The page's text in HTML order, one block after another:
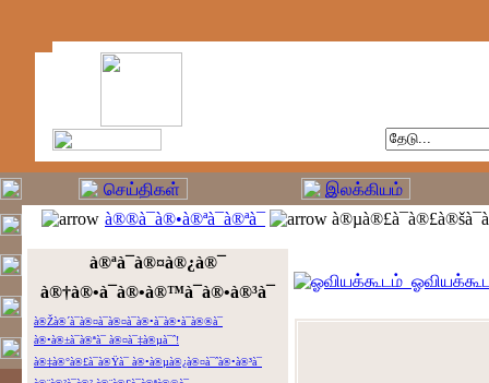
à®®à¯à®•à®ªà¯à®ªà¯
à®ªà¯à®¤à®¿à®¯
à®†à®•à¯à®•à®™à¯à®•à®³à¯
à®Žà®´à¯à®¤à¯à®¤à¯à®•à¯à®•à¯à®®à¯
à®•à®±à¯à®ªà¯ à®¤à¯‡à®µà¯ˆ!
à®‡à®°à®£à¯à®Ÿà¯ à®•à®µà®¿à®¤à¯ˆà®•à®³à¯